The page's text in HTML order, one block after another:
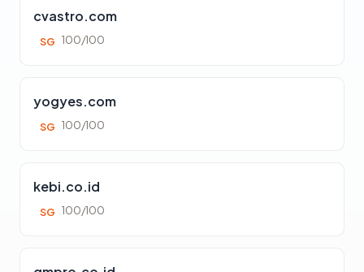
cvastro.com
SG 100/100
yogyes.com
SG 100/100
kebi.co.id
SG 100/100